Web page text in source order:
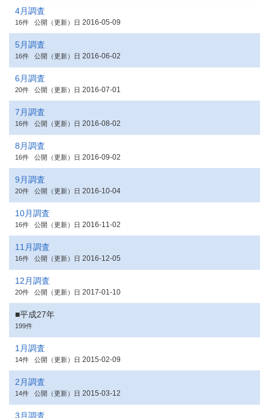
4月調査
16件 公開（更新）日 2016-05-09
5月調査
16件 公開（更新）日 2016-06-02
6月調査
20件 公開（更新）日 2016-07-01
7月調査
16件 公開（更新）日 2016-08-02
8月調査
16件 公開（更新）日 2016-09-02
9月調査
20件 公開（更新）日 2016-10-04
10月調査
16件 公開（更新）日 2016-11-02
11月調査
16件 公開（更新）日 2016-12-05
12月調査
20件 公開（更新）日 2017-01-10
■平成27年
199件
1月調査
14件 公開（更新）日 2015-02-09
2月調査
14件 公開（更新）日 2015-03-12
3月調査